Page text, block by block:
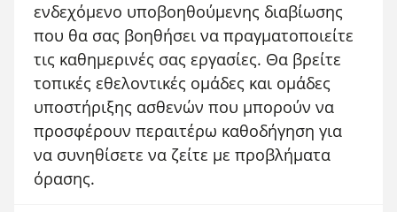
ενδεχόμενο υποβοηθούμενης διαβίωσης
που θα σας βοηθήσει να πραγματοποιείτε
τις καθημερινές σας εργασίες. Θα βρείτε
τοπικές εθελοντικές ομάδες και ομάδες
υποστήριξης ασθενών που μπορούν να
προσφέρουν περαιτέρω καθοδήγηση για
να συνηθίσετε να ζείτε με προβλήματα
όρασης.